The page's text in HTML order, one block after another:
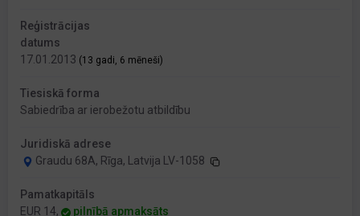
Reģistrācijas
datums
17.01.2013 (13 gadi, 6 mēneši)
Tiesiskā forma
Sabiedrība ar ierobežotu atbildību
Juridiskā adrese
Graudu 68A, Rīga, Latvija LV-1058
Pamatkapitāls
EUR 14,
pilnībā apmaksāts